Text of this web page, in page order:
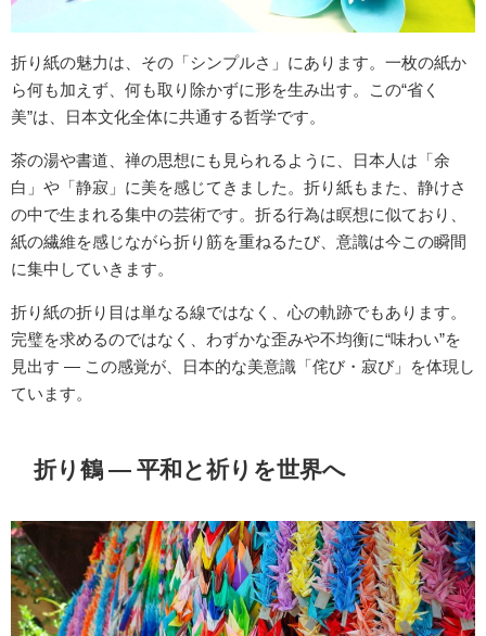
折り紙の魅力は、その「シンプルさ」にあります。一枚の紙か
ら何も加えず、何も取り除かずに形を生み出す。この“省く
美”は、日本文化全体に共通する哲学です。
茶の湯や書道、禅の思想にも見られるように、日本人は「余
白」や「静寂」に美を感じてきました。折り紙もまた、静けさ
の中で生まれる集中の芸術です。折る行為は瞑想に似ており、
紙の繊維を感じながら折り筋を重ねるたび、意識は今この瞬間
に集中していきます。
折り紙の折り目は単なる線ではなく、心の軌跡でもあります。
完璧を求めるのではなく、わずかな歪みや不均衡に“味わい”を
見出す ― この感覚が、日本的な美意識「侘び・寂び」を体現し
ています。
折り鶴 ― 平和と祈りを世界へ